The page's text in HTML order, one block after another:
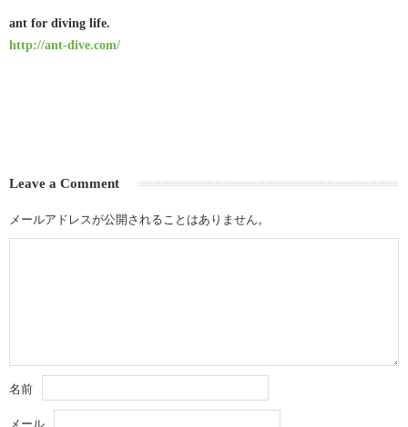
ant for diving life.
http://ant-dive.com/
Leave a Comment
メールアドレスが公開されることはありません。
名前
メール